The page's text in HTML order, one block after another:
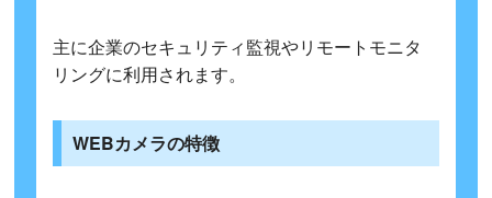
主に企業のセキュリティ監視やリモートモニタ
リングに利用されます。
WEBカメラの特徴